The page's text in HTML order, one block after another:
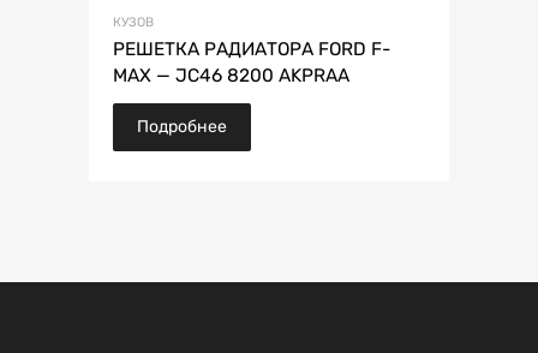
КУЗОВ
РЕШЕТКА РАДИАТОРА FORD F-
MAX — JC46 8200 AKPRAA
Подробнее